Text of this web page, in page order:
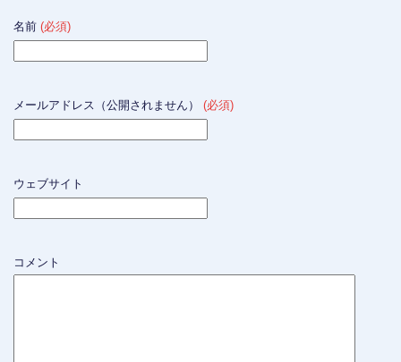
名前 (必須)
メールアドレス（公開されません） (必須)
ウェブサイト
コメント